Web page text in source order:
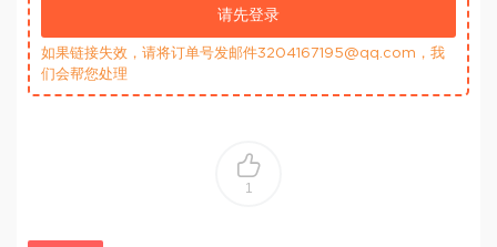
请先登录
如果链接失效，请将订单号发邮件3204167195@qq.com，我
们会帮您处理
1